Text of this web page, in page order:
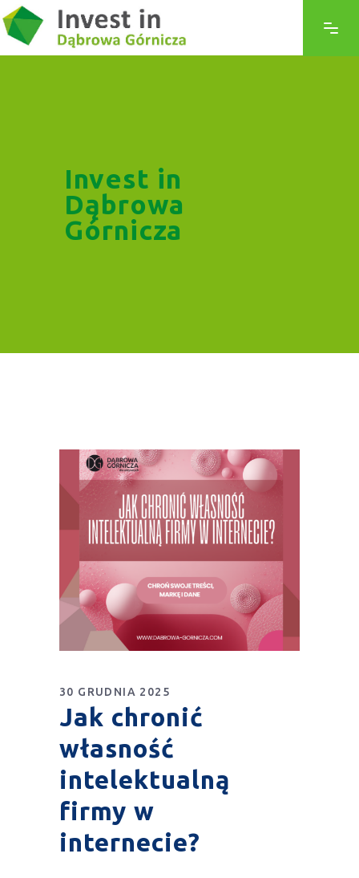
Invest in
Dąbrowa
Górnicza
30 GRUDNIA 2025
Jak chronić
własność
intelektualną
firmy w
internecie?